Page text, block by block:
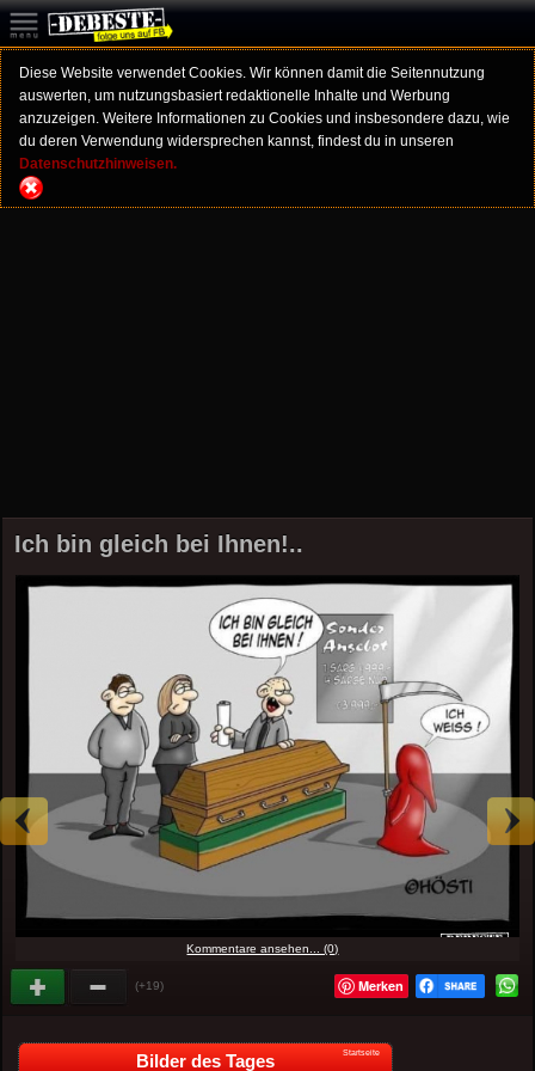
Diese Website verwendet Cookies. Wir können damit die Seitennutzung
auswerten, um nutzungsbasiert redaktionelle Inhalte und Werbung
anzuzeigen. Weitere Informationen zu Cookies und insbesondere dazu, wie
du deren Verwendung widersprechen kannst, findest du in unseren
Datenschutzhinweisen.
Ich bin gleich bei Ihnen!..
Kommentare ansehen... (0)
(+19) Merken
Bilder des Tages Startseite